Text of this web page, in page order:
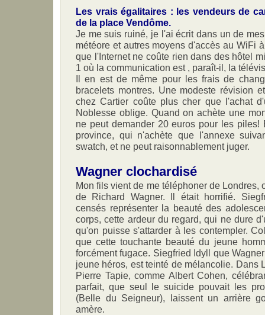
Les vrais égalitaires : les vendeurs de
de la place Vendôme.
Je me suis ruiné, je l'ai écrit dans un de
météore et autres moyens d'accès au WiFi
que l'Internet ne coûte rien dans des hôtel
1 où la communication est , paraît-il, la
Il en est de même pour les frais de
bracelets montres. Une modeste révision
chez Cartier coûte plus cher que l'achat
Noblesse oblige. Quand on achète une
ne peut demander 20 euros pour les piles!
province, qui n'achète que l'annexe
swatch, et ne peut raisonnablement juger.
Wagner clochardisé
Mon fils vient de me téléphoner de Londres,
de Richard Wagner. Il était horrifié.
censés représenter la beauté des
corps, cette ardeur du regard, qui ne dure
qu'on puisse s'attarder à les contempler.
que cette touchante beauté du jeune
forcément fugace. Siegfried Idyll que
jeune héros, est teinté de mélancolie. Dans
Pierre Tapie, comme Albert Cohen,
parfait, que seul le suicide pouvait les
(Belle du Seigneur), laissent un arrière
amère.